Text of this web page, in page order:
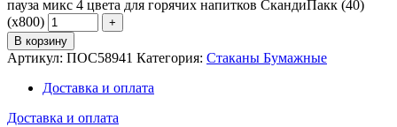
пауза микс 4 цвета для горячих напитков СкандиПакк (40)
(х800)
В корзину
Артикул: ПОС58941 Категория: Стаканы Бумажные
Доставка и оплата
Доставка и оплата